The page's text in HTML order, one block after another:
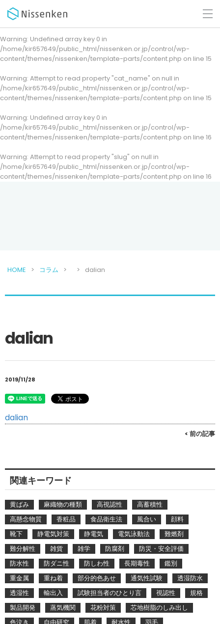
Warning: Undefined array key 0 in
/home/kir657649/public_html/nissenken.or.jp/control/wp-
content/themes/nissenken/template-parts/content.php on line 15
Warning: Attempt to read property "cat_name" on null in
/home/kir657649/public_html/nissenken.or.jp/control/wp-
content/themes/nissenken/template-parts/content.php on line 15
Warning: Undefined array key 0 in
/home/kir657649/public_html/nissenken.or.jp/control/wp-
content/themes/nissenken/template-parts/content.php on line 16
Warning: Attempt to read property "slug" on null in
/home/kir657649/public_html/nissenken.or.jp/control/wp-
content/themes/nissenken/template-parts/content.php on line 16
HOME コラム dalian
dalian
2019/11/28
dalian
< 前の記事
関連キーワード
黄ばみ 麻織物の種類 高視認性
高蓄積性
高懸念物質
香粧品 食品衛生法 風合い
顔料
靴下
静電気対策 静電気 電気泳動法
難燃剤
難分解性
雑貨 雑学 防腐剤
防災・安全評価
防水性
防ダニ性 防しわ性 長期毒性
鑑別
重金属
重ね着 部分的色あせ 通気性試験
透湿防水
透湿性
輸出入 試験担当者のひとり言 視認性
規格
製品開発
蒸気機関 花粉対策
芯地樹脂のしみ出し